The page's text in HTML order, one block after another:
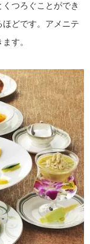
つろぐことができ
ほどです。アメニテ
す。